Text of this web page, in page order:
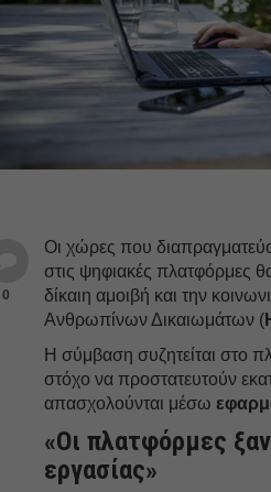
0
Οι χώρες που
στις ψηφιακές πλατφόρμες
δίκαιη αμοιβή και την
Ανθρωπίνων Δικαιωμάτων (
Η σύμβαση συζητείται στο
στόχο να προστατευτούν
απασχολούνται μέσω
«Οι πλατφόρμες
εργασίας»